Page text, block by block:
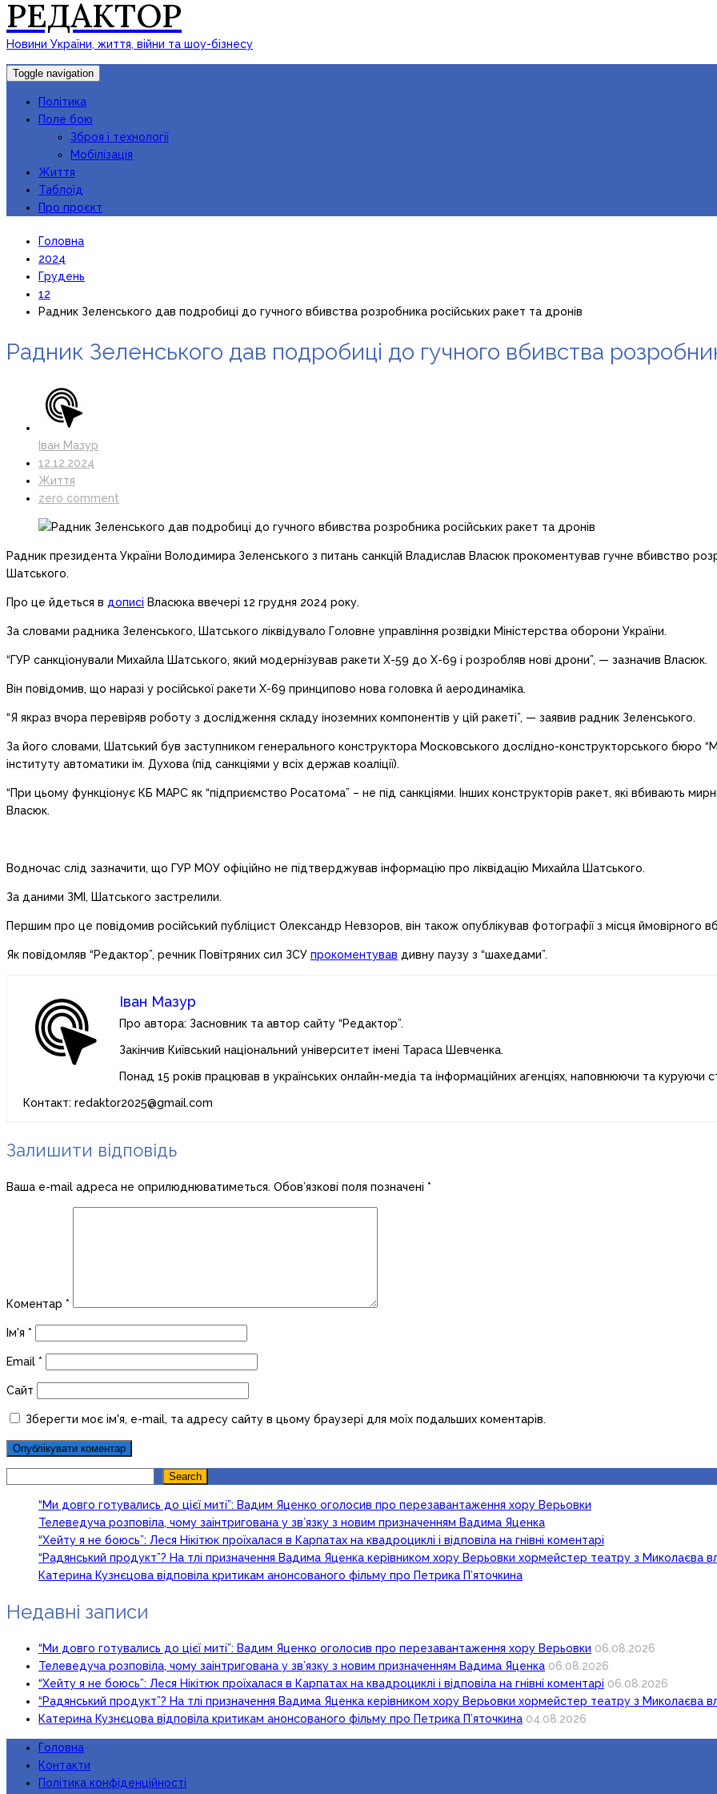
РЕДАКТОР
Новини України, життя, війни та шоу-бізнесу
Toggle navigation
Політика
Поле бою
Зброя і технології
Мобілізація
Життя
Таблоїд
Про проєкт
Головна
2024
Грудень
12
Радник Зеленського дав подробиці до гучного вбивства розробника російських ракет та дронів
Радник Зеленського дав подробиці до гучного вбивства
Іван Мазур
12.12.2024
Життя
zero comment
Радник президента України Володимира Зеленського з питань санкцій Владислав Власюк прокоментував гучне вбивство
Шатського.
Про це йдеться в дописі Власюка ввечері 12 грудня 2024 року.
За словами радника Зеленського, Шатського ліквідувало Головне управління розвідки Міністерства оборони України.
“ГУР санкціонували Михайла Шатського, який модернізував ракети Х-59 до Х-69 і розробляв нові дрони”, — зазначив Власюк.
Він повідомив, що наразі у російської ракети Х-69 принципово нова головка й аеродинаміка.
“Я якраз вчора перевіряв роботу з дослідження складу іноземних компонентів у цій ракеті”, — заявив радник Зеленського.
За його словами, Шатський був заступником генерального конструктора Московського дослідно-конструкторського бюро
інституту автоматики ім. Духова (під санкціями у всіх держав коаліції).
“При цьому функціонує КБ МАРС як “підприємство Росатома” – не під санкціями. Інших конструкторів ракет, які вбивають
Власюк.
Водночас слід зазначити, що ГУР МОУ офіційно не підтверджував інформацію про ліквідацію Михайла Шатського.
За даними ЗМІ, Шатського застрелили.
Першим про це повідомив російський публіцист Олександр Невзоров, він також опублікував фотографії з місця ймовірного
Як повідомляв “Редактор”, речник Повітряних сил ЗСУ прокоментував дивну паузу з “шахедами”.
Іван Мазур
Про автора: Засновник та автор сайту “Редактор”.
Закінчив Київський національний університет імені Тараса Шевченка.
Понад 15 років працював в українських онлайн-медіа та інформаційних агенціях, наповнюючи та куруючи
Контакт: redaktor2025@gmail.com
Залишити відповідь
Ваша e-mail адреса не оприлюднюватиметься. Обов’язкові поля позначені *
Коментар *
Ім'я *
Email *
Сайт
Зберегти моє ім'я, e-mail, та адресу сайту в цьому браузері для моїх подальших коментарів.
Search
“Ми довго готувались до цієї миті”: Вадим Яценко оголосив про перезавантаження хору Верьовки
Телеведуча розповіла, чому заінтригована у зв’язку з новим призначенням Вадима Яценка
“Хейту я не боюсь”: Леся Нікітюк проїхалася в Карпатах на квадроциклі і відповіла на гнівні коментарі
“Радянський продукт”? На тлі призначення Вадима Яценка керівником хору Верьовки хормейстер театру з Миколаєва
Катерина Кузнєцова відповіла критикам анонсованого фільму про Петрика П’яточкина
Недавні записи
“Ми довго готувались до цієї миті”: Вадим Яценко оголосив про перезавантаження хору Верьовки 06.08.2026
Телеведуча розповіла, чому заінтригована у зв’язку з новим призначенням Вадима Яценка 06.08.2026
“Хейту я не боюсь”: Леся Нікітюк проїхалася в Карпатах на квадроциклі і відповіла на гнівні коментарі 06.08.2026
“Радянський продукт”? На тлі призначення Вадима Яценка керівником хору Верьовки хормейстер театру з Миколаєва
Катерина Кузнєцова відповіла критикам анонсованого фільму про Петрика П’яточкина 04.08.2026
Головна
Контакти
Політика конфіденційності